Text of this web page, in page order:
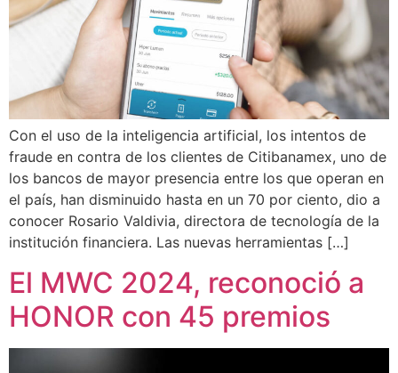
Con el uso de la inteligencia artificial, los intentos de
fraude en contra de los clientes de Citibanamex, uno de
los bancos de mayor presencia entre los que operan en
el país, han disminuido hasta en un 70 por ciento, dio a
conocer Rosario Valdivia, directora de tecnología de la
institución financiera. Las nuevas herramientas […]
El MWC 2024, reconoció a
HONOR con 45 premios